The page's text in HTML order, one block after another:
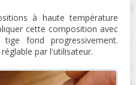
à haute température
cette composition avec
fond progressivement.
par l'utilisateur.